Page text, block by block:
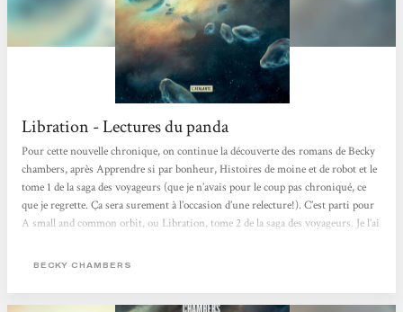
Libration - Lectures du panda
Pour cette nouvelle chronique, on continue la découverte des romans de Becky
chambers, après Apprendre si par bonheur, Histoires de moine et de robot et le
tome 1 de la saga des voyageurs (que je n’avais pour le coup pas chroniqué, ce
que je regrette. Ça sera surement à l’occasion d’une relecture!). C’est parti pour
A small and common orbit, ou Libration, tome 2 de la saga des voyageurs. Je l’ai
une édition classique et une très belle édition collector (qui me fait très très très
BECKY CHAMBERS